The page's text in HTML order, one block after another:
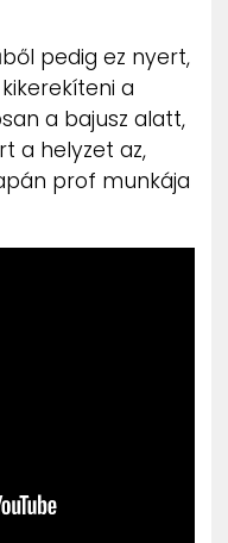
pedig ez nyert,
a
a bajusz alatt,
a helyzet az,
prof munkája